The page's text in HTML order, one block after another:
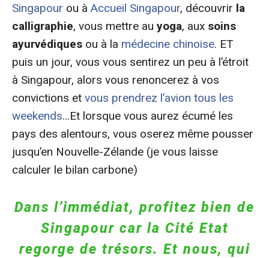
Singapour ou à Accueil Singapour, découvrir la
calligraphie, vous mettre au yoga, aux soins
ayurvédiques ou à la médecine chinoise. ET
puis un jour, vous vous sentirez un peu à l’étroit
à Singapour, alors vous renoncerez à vos
convictions et vous prendrez l’avion tous les
weekends…Et lorsque vous aurez écumé les
pays des alentours, vous oserez même pousser
jusqu’en Nouvelle-Zélande (je vous laisse
calculer le bilan carbone)
Dans l’immédiat, profitez bien de
Singapour car la Cité Etat
regorge de trésors. Et nous, qui